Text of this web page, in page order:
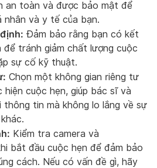
an toàn và được bảo mật để
và y tế của bạn.
Đảm bảo rằng bạn có kết
tránh giảm chất lượng cuộc
sự cố kỹ thuật.
Chọn một không gian riêng tư
cuộc hẹn, giúp bác sĩ và
tin mà không lo lắng về sự
Kiểm tra camera và
bắt đầu cuộc hẹn để đảm bảo
cách. Nếu có vấn đề gì, hãy